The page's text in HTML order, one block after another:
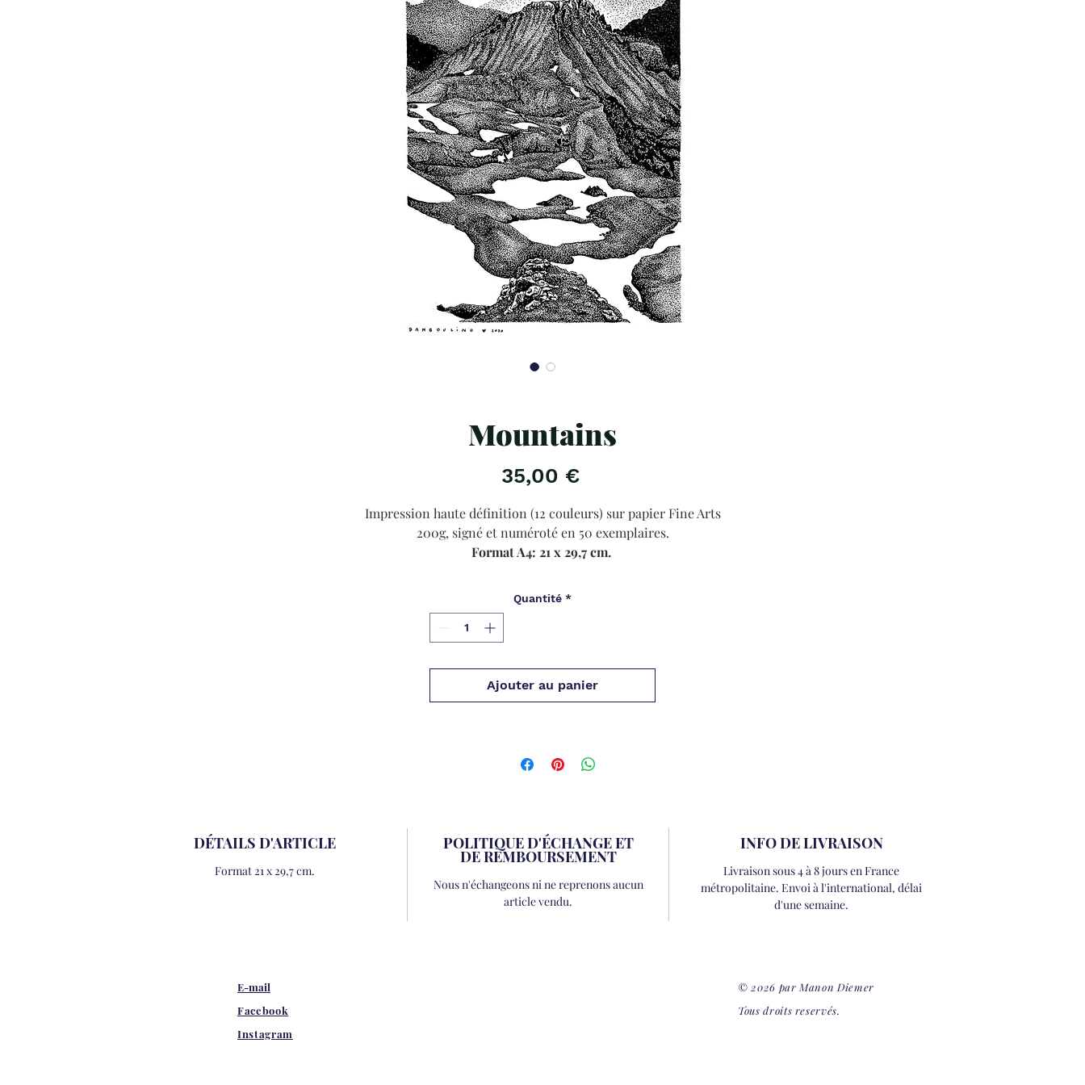
Mountains
35,00 €Prix
Impression haute définition (12 couleurs) sur papier Fine Arts
200g, signé et numéroté en 50 exemplaires.
Format A4: 21 x 29,7 cm.
Dans la limite des stocks disponibles.
Giclée Print technique (12 colours) Fine Arts 210g paper. Limited
A4 format: 21 x 29,7 cm.
Exclusively on my shop.
Within the limit of available stocks.
Quantité *
Ajouter au panier
DÉTAILS D'ARTICLE
Format 21 x 29,7 cm.
POLITIQUE D'ÉCHANGE ET
DE REMBOURSEMENT
Nous n'échangeons ni ne reprenons aucun
article vendu.
INFO DE LIVRAISON
Livraison sous 4 à 8 jours en France
métropolitaine. Envoi à l'international, délai
d'une semaine.
E-mail
Facebook
Instagram
© 2026 par Manon Diemer
Tous droits reservés.